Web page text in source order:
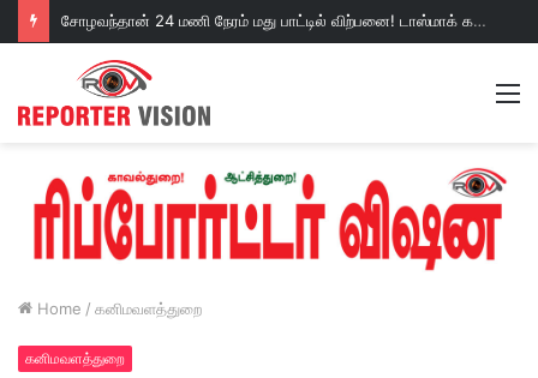
சோழவந்தான் 24 மணி நேரம் மது பாட்டில் விற்பனை! டாஸ்மாக் கடையை அகற்றக்கோரி பெண்கள் முற்றுகை போராட்டம்!https://youtu.be/y9p916tqOMs?si=p7N7Qbivb3WsTj2W
Home / கனிமவளத்துறை
கனிமவளத்துறை